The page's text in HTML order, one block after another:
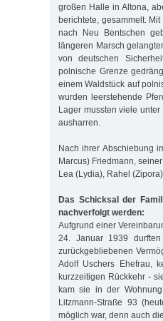
großen Halle in Altona,
berichtete, gesammelt.
nach Neu Bentschen
längeren Marsch
von deutschen
polnische Grenze
einem Waldstück auf
wurden leerstehende
Lager mussten viele
ausharren.
Nach ihrer Abschiebung
Marcus) Friedmann,
Lea (Lydia), Rahel
Das Schicksal der
nachverfolgt werden:
Aufgrund einer
24. Januar 1939
zurückgebliebenen
Adolf Uschers Ehefrau,
kurzzeitigen Rückkehr -
kam sie in der
Litzmann-Straße 93
möglich war, denn auch